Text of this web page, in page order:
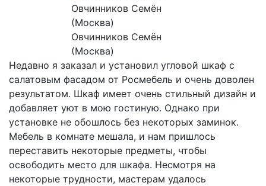
Овчинников Семён
(Москва)
Недавно я заказал и установил угловой шкаф с
салатовым фасадом от Росмебель и очень доволен
результатом. Шкаф имеет очень стильный дизайн и
добавляет уют в мою гостиную. Однако при
установке не обошлось без некоторых заминок.
Мебель в комнате мешала, и нам пришлось
переставить некоторые предметы, чтобы
освободить место для шкафа. Несмотря на
некоторые трудности, мастерам удалось